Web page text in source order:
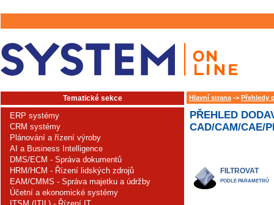
Tematické sekce
ERP systémy
CRM systémy
Plánování a řízení výroby
AI a Business Intelligence
DMS/ECM - Správa dokumentů
HRM/HCM - Řízení lidských zdrojů
EAM/CMMS - Správa majetku a údržby
Účetní a ekonomické systémy
Hlavní strana -> Přehledy
PŘEHLED
CAD/CAM/CAE/
FILTROVAT
PODLE PARAMETRŮ